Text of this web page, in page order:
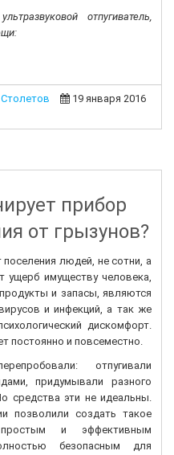
отпугиватель,
19 января 2016
прибор
от грызунов?
людей, не сотни, а
ущерб имуществу человека,
и запасы, являются
и инфекций, а так же
дискомфорт.
постоянно и повсеместно.
отпугивали
придумывали разного
средства эти не идеальны.
позволили создать такое
и эффективным
безопасным для